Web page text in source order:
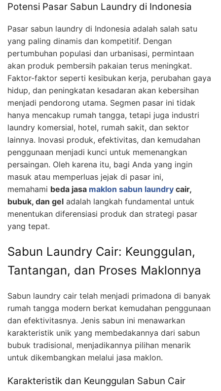
Potensi Pasar Sabun Laundry di Indonesia
Pasar sabun laundry di Indonesia adalah salah satu
yang paling dinamis dan kompetitif. Dengan
pertumbuhan populasi dan urbanisasi, permintaan
akan produk pembersih pakaian terus meningkat.
Faktor-faktor seperti kesibukan kerja, perubahan gaya
hidup, dan peningkatan kesadaran akan kebersihan
menjadi pendorong utama. Segmen pasar ini tidak
hanya mencakup rumah tangga, tetapi juga industri
laundry komersial, hotel, rumah sakit, dan sektor
lainnya. Inovasi produk, efektivitas, dan kemudahan
penggunaan menjadi kunci untuk memenangkan
persaingan. Oleh karena itu, bagi Anda yang ingin
masuk atau memperluas jejak di pasar ini,
memahami beda jasa maklon sabun laundry cair,
bubuk, dan gel adalah langkah fundamental untuk
menentukan diferensiasi produk dan strategi pasar
yang tepat.
Sabun Laundry Cair: Keunggulan,
Tantangan, dan Proses Maklonnya
Sabun laundry cair telah menjadi primadona di banyak
rumah tangga modern berkat kemudahan penggunaan
dan efektivitasnya. Jenis sabun ini menawarkan
karakteristik unik yang membedakannya dari sabun
bubuk tradisional, menjadikannya pilihan menarik
untuk dikembangkan melalui jasa maklon.
Karakteristik dan Keunggulan Sabun Cair